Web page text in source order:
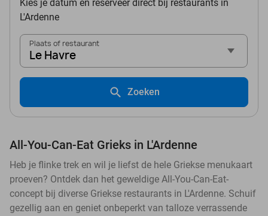
Kies je datum en reserveer direct bij restaurants in
L'Ardenne
Plaats of restaurant
Le Havre
Zoeken
All-You-Can-Eat Grieks in L'Ardenne
Heb je flinke trek en wil je liefst de hele Griekse menukaart
proeven? Ontdek dan het geweldige All-You-Can-Eat-
concept bij diverse Griekse restaurants in L'Ardenne. Schuif
gezellig aan en geniet onbeperkt van talloze verrassende